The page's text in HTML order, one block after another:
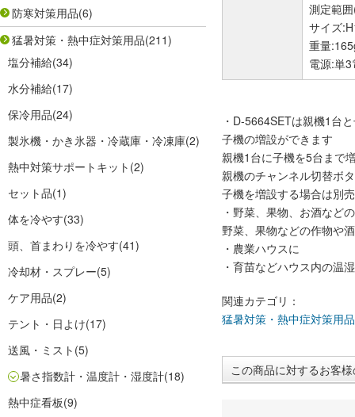
防寒対策用品(6)
猛暑対策・熱中症対策用品(211)
塩分補給(34)
水分補給(17)
保冷用品(24)
製氷機・かき氷器・冷蔵庫・冷凍庫(2)
熱中対策サポートキット (2)
セット品(1)
体を冷やす(33)
頭、首まわりを冷やす(41)
冷却材・スプレー(5)
ケア用品(2)
テント・日よけ(17)
送風・ミスト (5)
暑さ指数計・温度計・湿度計(18)
熱中症看板(9)
測定範
サイズ
重量
電源:単
・D-5664SETは親機1台
子機の増設ができます
親機1台に子機を5台まで
親機のチャンネル切替ボ
子機を増設する場合は別
・野菜、果物、お酒など
野菜、果物などの作物や
・農業ハウスに
・育苗などハウス内の温
関連カテゴリ：
猛暑対策・熱中症対策用品
この商品に対するお客